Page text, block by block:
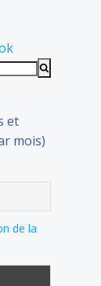
et
mois)
de la